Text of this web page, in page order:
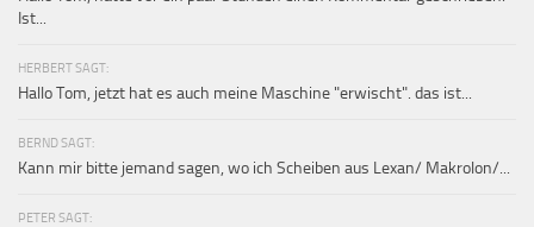
Ist...
HERBERT SAGT:
Hallo Tom, jetzt hat es auch meine Maschine "erwischt". das ist...
BERND SAGT:
Kann mir bitte jemand sagen, wo ich Scheiben aus Lexan/ Makrolon/...
PETER SAGT: